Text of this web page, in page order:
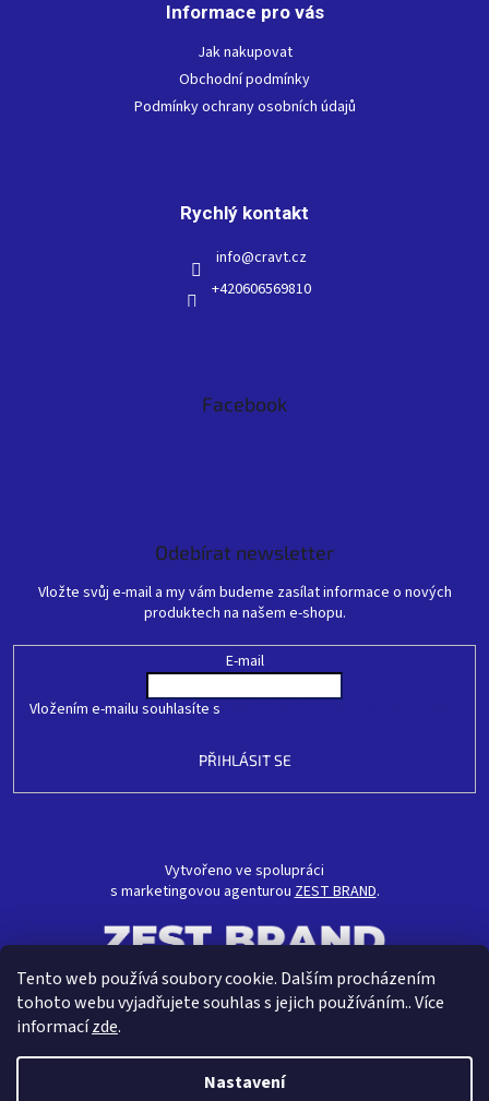
Tento web používá soubory cookie. Dalším procházením
tohoto webu vyjadřujete souhlas s jejich používáním.. Více
informacízde.
Nastavení
Informace pro vás
Jak nakupovat
Obchodní podmínky
Podmínky ochrany osobních údajů
Rychlý kontakt
info@cravt.cz
+420606569810
Facebook
Odebírat newsletter
Vložte svůj e-mail a my vám budeme zasílat informace o nových
produktech na našem e-shopu.
E-mail
Vložením e-mailu souhlasíte s
PŘIHLÁSIT SE
Vytvořeno ve spolupráci
s marketingovou agenturou ZEST BRAND.
Vytvořil Shoptet